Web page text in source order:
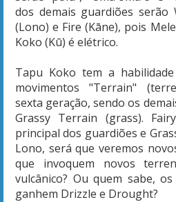
dos demais guardiões serão
(Lono) e Fire (Kāne), pois
Koko (Kū) é elétrico.
Tapu Koko tem a
movimentos "Terrain"
sexta geração, sendo os
Grassy Terrain (grass).
principal dos guardiões e
Lono, será que veremos
que invoquem novos
vulcânico? Ou quem sabe,
ganhem Drizzle e Drought?